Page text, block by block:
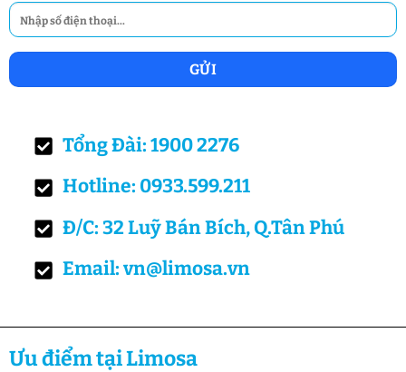
Tổng Đài: 1900 2276
Hotline: 0933.599.211
Đ/C: 32 Luỹ Bán Bích, Q.Tân Phú
Email: vn@limosa.vn
Ưu điểm tại Limosa